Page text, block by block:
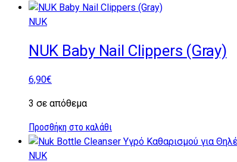
NUK
NUK Baby Nail Clippers (Gray)
6,90€
3 σε απόθεμα
Προσθήκη στο καλάθι
NUK